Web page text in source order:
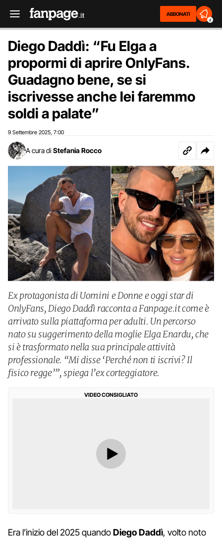
ABBONATI
2
Diego Daddì: “Fu Elga a
propormi di aprire OnlyFans.
Guadagno bene, se si
iscrivesse anche lei faremmo
soldi a palate”
9 Settembre 2025 7:00
A cura di Stefania Rocco
Ex protagonista di Uomini e Donne e oggi star di
OnlyFans, Diego Daddì racconta a Fanpage.it come è
arrivato sulla piattaforma per adulti. Un percorso
nato su suggerimento della moglie Elga Enardu, che
si è trasformato nella sua principale attività
professionale. “Mi disse ‘Perché non ti iscrivi? Il
fisico regge’”, spiega l’ex corteggiatore.
VIDEO CONSIGLIATO
Era l’inizio del 2025 quandoDiego Daddì, volto noto